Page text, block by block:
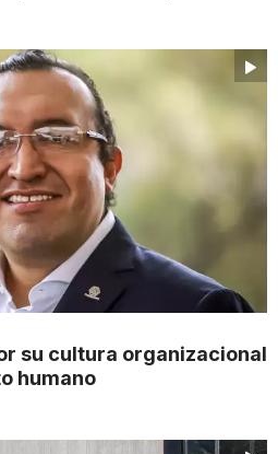
su cultura organizacional
humano